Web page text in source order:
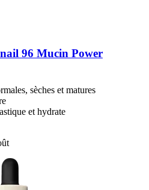
96 Mucin Power
sèches et matures
et hydrate